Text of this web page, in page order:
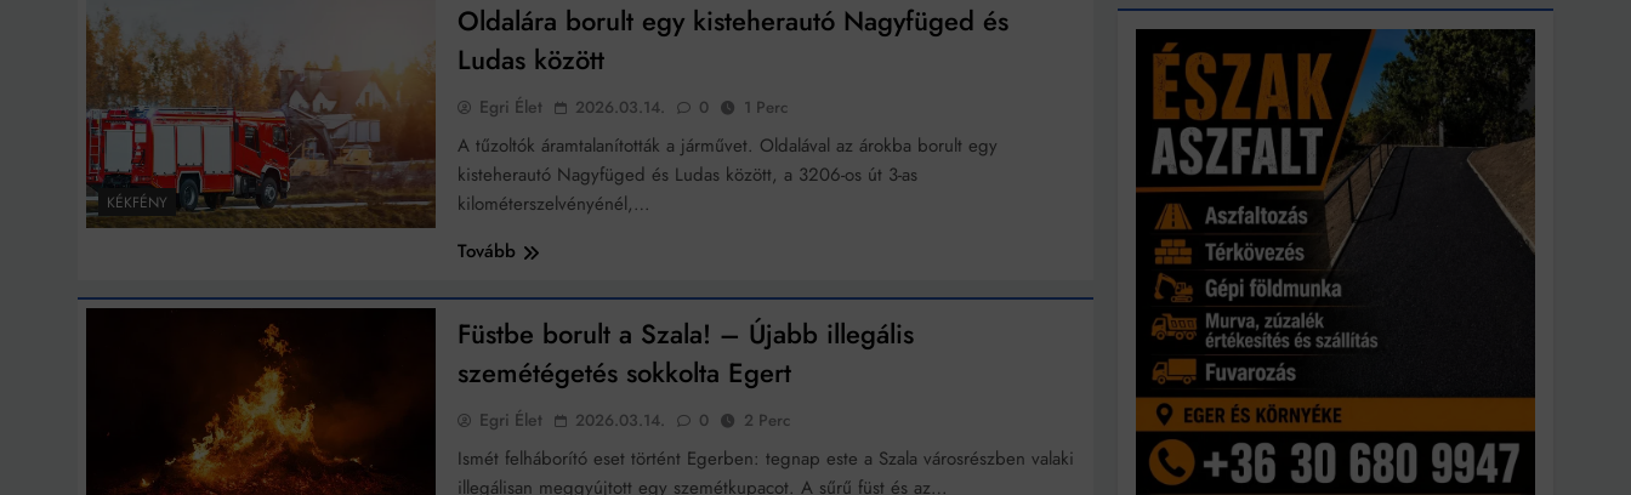
KÉKFÉNY
Oldalára borult egy kisteherautó Nagyfüged és
Ludas között
Egri Élet 2026.03.14. 0 1 Perc
A tűzoltók áramtalanították a járművet. Oldalával az árokba borult egy
kisteherautó Nagyfüged és Ludas között, a 3206-os út 3-as
kilométerszelvényénél,…
Tovább
Füstbe borult a Szala! – Újabb illegális
szemétégetés sokkolta Egert
Egri Élet 2026.03.14. 0 2 Perc
Ismét felháborító eset történt Egerben: tegnap este a Szala városrészben valaki
illegálisan meggyújtott egy szemétkupacot. A sűrű füst és az…